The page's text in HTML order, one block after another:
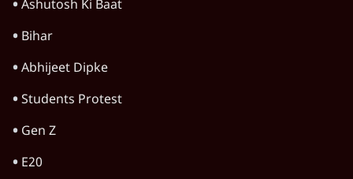
Parliament Monsoon Session
Ashutosh Ki Baat
Bihar
Abhijeet Dipke
Students Protest
Gen Z